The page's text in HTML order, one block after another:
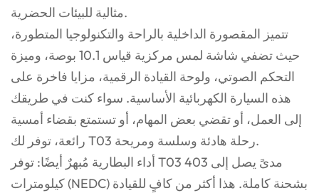
مثالية للبيئات الحضرية.
تتميز المقصورة الداخلية بالراحة والتكنولوجيا المتطورة،
حيث تضفي شاشة لمس مركزية قياس 10.1 بوصة، وميزة
التحكم الصوتي، ولوحة القيادة الرقمية، مزايا فاخرة على
هذه السيارة الكهربائية الأساسية. سواء كنت في طريقك
إلى العمل، أو تقضي بعض المهام، أو تستمتع بقضاء أمسية
رائعة، توفر لك T03 رحلة هادئة وسلسة ومريحة.
أداء البطارية مُبهرٌ أيضًا: توفر T03 مدىً يصل إلى 403
كيلومترات (NEDC) بشحنة كاملة. هذا أكثر من كافٍ للقيادة